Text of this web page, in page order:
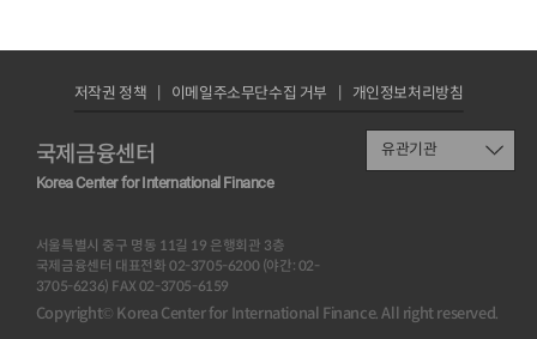
국제금융센터
Korea Center for International Finance
서울특별시 중구 명동 11길 19 은행회관 3층
국제금융센터 대표전화 02-3705-6200 (야간: 02-
3705-6236) FAX 02-3705-6159
Copyright© Korea Center for International Finance. All right reserved.
저작권 정책 이메일주소무단수집 거부 개인정보처리방침
유관기관